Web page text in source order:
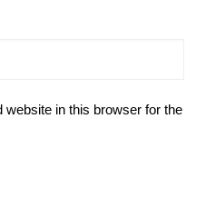
in this browser for the